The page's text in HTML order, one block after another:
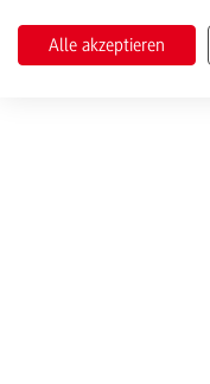
Alle akzeptieren